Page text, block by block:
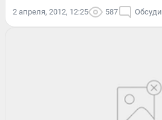
2 апреля, 2012, 12:25 587